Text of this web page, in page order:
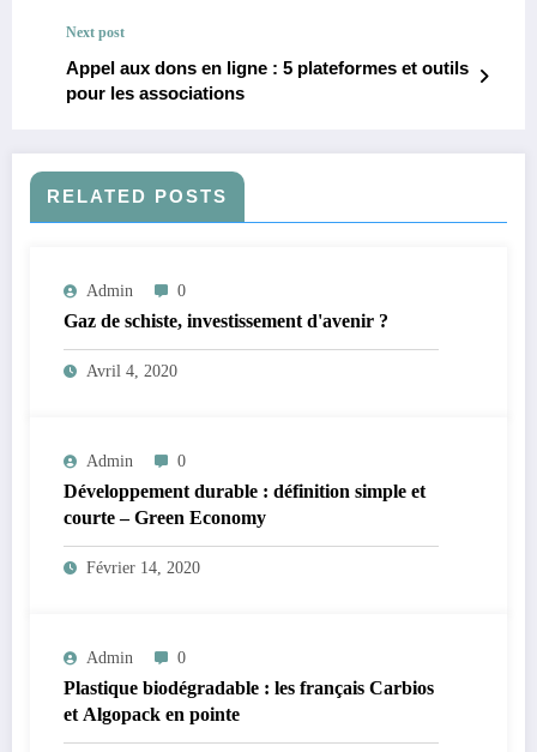
Next post
Appel aux dons en ligne : 5 plateformes et outils
pour les associations
RELATED POSTS
Admin 0
Gaz de schiste, investissement d'avenir ?
Avril 4, 2020
Admin 0
Développement durable : définition simple et
courte – Green Economy
Février 14, 2020
Admin 0
Plastique biodégradable : les français Carbios
et Algopack en pointe